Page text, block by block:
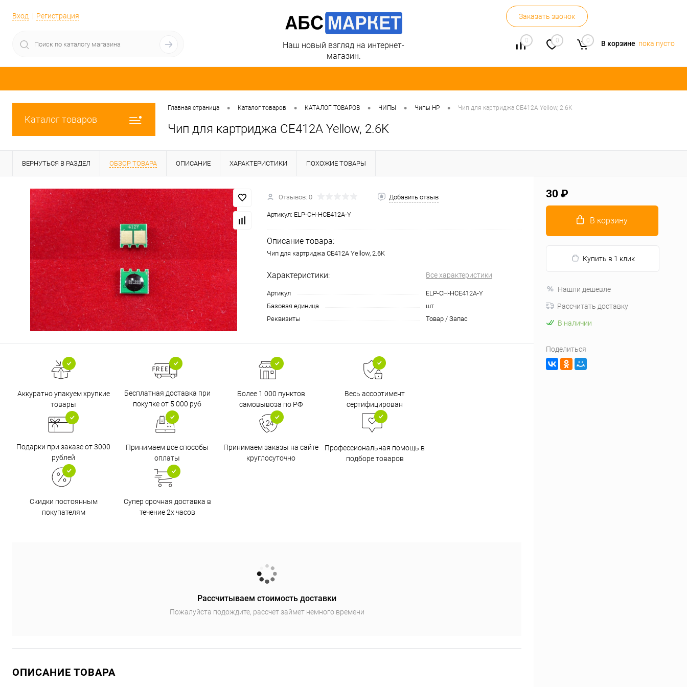
Вход Регистрация Заказать звонок
0 0 0 В корзине пока пусто
Наш новый взгляд на интернет-
магазин.
Каталог товаров
Главная страница • Каталог товаров • КАТАЛОГ ТОВАРОВ • ЧИПЫ • Чипы HP • Чип для картриджа CE412A Yellow, 2.6K
Чип для картриджа CE412A Yellow, 2.6K
ВЕРНУТЬСЯ В РАЗДЕЛ ОБЗОР ТОВАРА ОПИСАНИЕ ХАРАКТЕРИСТИКИ ПОХОЖИЕ ТОВАРЫ
Отзывов: 0 Добавить отзыв
Артикул: ELP-CH-HCE412A-Y
Описание товара:
Чип для картриджа CE412A Yellow, 2.6K
Характеристики: Все характеристики
Артикул
ELP-CH-HCE412A-Y
Базовая единица
шт
Реквизиты
Товар / Запас
Аккуратно упакуем хрупкие
товары
Бесплатная доставка при
покупке от 5 000 руб
Более 1 000 пунктов
самовывоза по РФ
Весь ассортимент
сертифицирован
Подарки при заказе от 3000
рублей
Принимаем все способы
оплаты
Принимаем заказы на сайте
круглосуточно
Профессиональная помощь в
подборе товаров
Скидки постоянным
покупателям
Супер срочная доставка в
течение 2х часов
Рассчитываем стоимость доставки
Пожалуйста подождите, рассчет займет немного времени
ОПИСАНИЕ ТОВАРА
30 ₽
В корзину
Купить в 1 клик
Нашли дешевле
Рассчитать доставку
В наличии
Поделиться